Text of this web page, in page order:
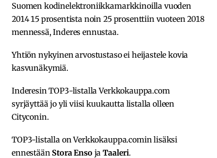
Suomen kodinelektroniikkamarkkinoilla vuoden
2014 15 prosentista noin 25 prosenttiin vuoteen 2018
mennessä, Inderes ennustaa.
Yhtiön nykyinen arvostustaso ei heijastele kovia
kasvunäkymiä.
Inderesin TOP3-listalla Verkkokauppa.com
syrjäyttää jo yli viisi kuukautta listalla olleen
Cityconin.
TOP3-listalla on Verkkokauppa.comin lisäksi
ennestään Stora Enso jaTaaleri.